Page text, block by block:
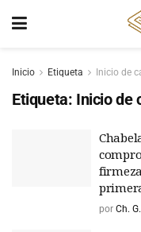
Inicio Etiqueta Inicio de
Etiqueta: Inicio de
por Ch. G.